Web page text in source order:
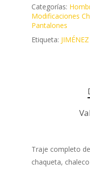
Categorías:
Modificaciones
Pantalones
Etiqueta: JIMÉNEZ
Traje completo
chaqueta,